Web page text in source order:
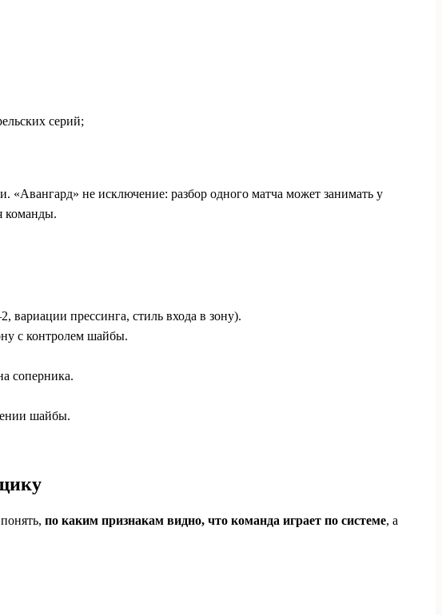
серий;
«Авангард» не исключение: разбор одного матча может занимать у
команды.
вариации прессинга, стиль входа в зону).
с контролем шайбы.
соперника.
шайбы.
по каким признакам видно, что команда играет по системе, а